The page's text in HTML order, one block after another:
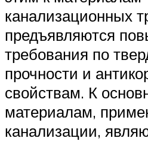
канализационных
предъявляются
требования по
прочности и
свойствам. К
материалам,
канализации,